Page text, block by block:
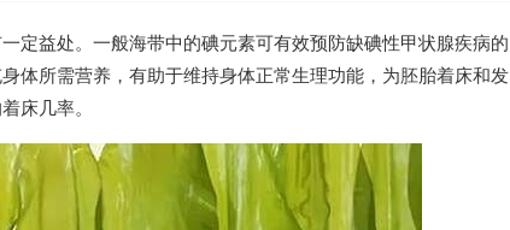
定益处。一般海带中的碘元素可有效预防缺碘性甲状腺疾病的
体所需营养，有助于维持身体正常生理功能，为胚胎着床和发
床几率。